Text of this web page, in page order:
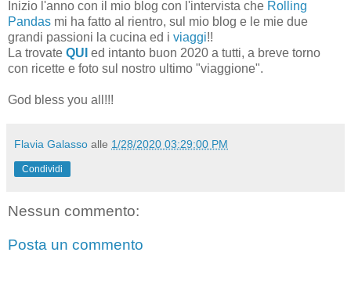
Inizio l'anno con il mio blog con l'intervista che Rolling
Pandas mi ha fatto al rientro, sul mio blog e le mie due
grandi passioni la cucina ed i viaggi!!
La trovate QUI ed intanto buon 2020 a tutti, a breve torno
con ricette e foto sul nostro ultimo "viaggione".
God bless you all!!!
Flavia Galasso alle 1/28/2020 03:29:00 PM
Condividi
Nessun commento:
Posta un commento